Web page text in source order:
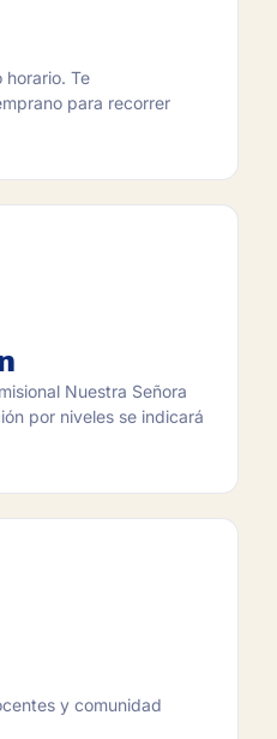
horario. Te
para recorrer
Nuestra Señora
por niveles se indicará
y comunidad